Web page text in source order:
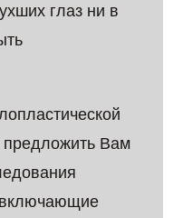
глаз ни в
предложить Вам